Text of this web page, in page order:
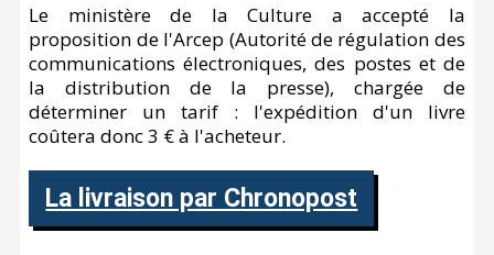
Le ministère de la Culture a accepté la
proposition de l'Arcep (Autorité de régulation des
communications électroniques, des postes et de
la distribution de la presse), chargée de
déterminer un tarif : l'expédition d'un livre
coûtera donc 3 € à l'acheteur.
La livraison par Chronopost